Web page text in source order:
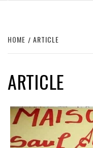
HOME ARTICLE
ARTICLE